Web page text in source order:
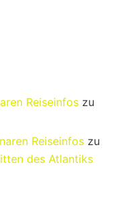
Reiseinfos zu
Reiseinfos zu
des Atlantiks